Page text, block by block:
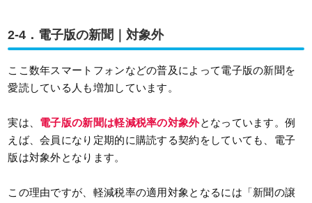
2-4．電子版の新聞｜対象外
ここ数年スマートフォンなどの普及によって電子版の新聞を
愛読している人も増加しています。
実は、 電子版の新聞は軽減税率の対象外となっています。例
えば、会員になり定期的に購読する契約をしていても、電子
版は対象外となります。
この理由ですが、軽減税率の適用対象となるには「新聞の譲